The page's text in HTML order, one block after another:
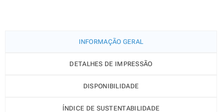
INFORMAÇÃO GERAL
DETALHES DE IMPRESSÃO
DISPONIBILIDADE
ÍNDICE DE SUSTENTABILIDADE